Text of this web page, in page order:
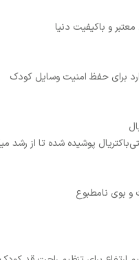
برای حفظ امنیت وسایل کودک
پوشیده شده تا از رشد
و بوی نامطبوع